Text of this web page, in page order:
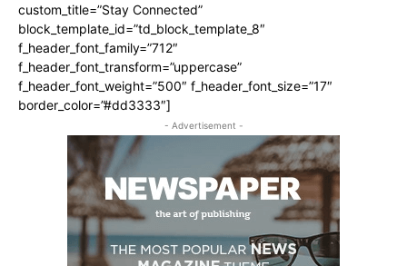
custom_title=”Stay Connected”
block_template_id=”td_block_template_8″
f_header_font_family=”712″
f_header_font_transform=”uppercase”
f_header_font_weight=”500″ f_header_font_size=”17″
border_color=”#dd3333″]
- Advertisement -